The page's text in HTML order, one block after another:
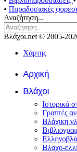
• Παραδοσιακές
Αναζήτηση...
Βλάχοι.net © 2005-
Χάρτης
Αρχική
Βλάχοι
Ιστορικά
Γραπτές
Βλάχικη
Βλαχο-